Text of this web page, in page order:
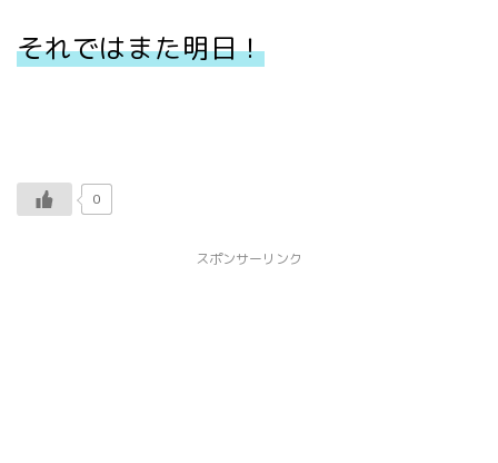
それではまた明日！
0
スポンサーリンク